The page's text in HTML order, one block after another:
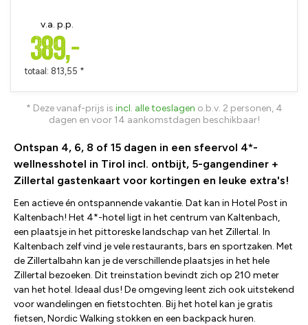
v.a. p.p.
389,-
totaal: 813,55 *
* Deze vanaf-prijs is incl. alle toeslagen o.b.v. 2 personen, 4
dagen en voor 14 aankomstdagen beschikbaar!
Ontspan 4, 6, 8 of 15 dagen in een sfeervol 4*-
wellnesshotel in Tirol incl. ontbijt, 5-gangendiner +
Zillertal gastenkaart voor kortingen en leuke extra's!
Een actieve én ontspannende vakantie. Dat kan in Hotel Post in
Kaltenbach! Het 4*-hotel ligt in het centrum van Kaltenbach,
een plaatsje in het pittoreske landschap van het Zillertal. In
Kaltenbach zelf vind je vele restaurants, bars en sportzaken. Met
de Zillertalbahn kan je de verschillende plaatsjes in het hele
Zillertal bezoeken. Dit treinstation bevindt zich op 210 meter
van het hotel. Ideaal dus! De omgeving leent zich ook uitstekend
voor wandelingen en fietstochten. Bij het hotel kan je gratis
fietsen, Nordic Walking stokken en een backpack huren.